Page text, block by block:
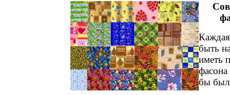
быть
иметь
фасона
бы